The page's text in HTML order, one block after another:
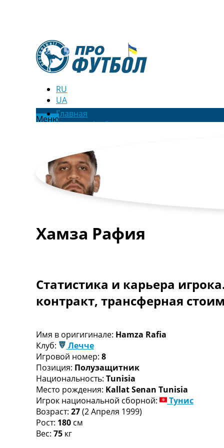
RU
UA
МенюГлавная
Новости футбола
Новости футбола Украины
Последние комментарии
Конкурс прогнозов
Логин
Рейтинги
Турниры
Чемпионат Мира
Англия. Премьер Лига
Испания. Ла Лига
Другие Турниры >>>
Таблицы групп Чемпионата Мира
Украина. Премьер-Лига
Украина. Первая Лига
Лига Чемпионов. Таблицы групп
Англия. Премьер-Лига
Испания. Ла Лига
Все таблицы >>>
Рейтинги
Рейтинг стран УЕФА
Хамза Рафия
Статистика и карьера
контракт, трансферная
Имя в оригигинале: Hamza Rafia
Клуб:
Лечче
Игровой номер: 8
Позиция: Полузащитник
Национальность: Tunisia
Место рождения: Kallat Senan Tunisia
Игрок национальной сборной:
Тунис
Возраст: 27(2 Апреля 1999)
Рост: 180 см
Вес: 75 кг